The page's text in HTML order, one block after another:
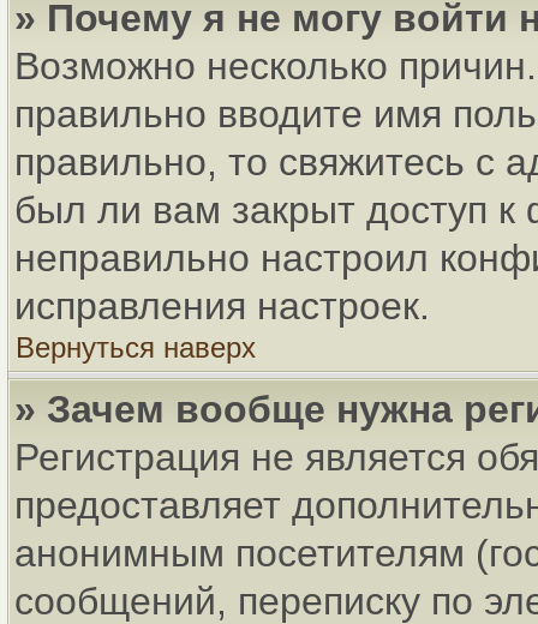
» Почему я не могу войти
Возможно несколько
правильно вводите имя
правильно, то свяжитесь с
был ли вам закрыт доступ
неправильно настроил
исправления настроек.
Вернуться наверх
» Зачем вообще нужна
Регистрация не является
предоставляет
анонимным посетителям
сообщений, переписку по